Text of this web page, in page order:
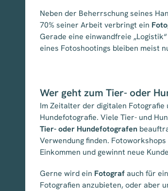
Neben der Beherrschung seines
70% seiner Arbeit verbringt ein
Gerade eine einwandfreie
eines Fotoshootings bleiben meist
Wer geht zum Tier- oder
Im Zeitalter der digitalen
Hundefotografie. Viele Tier- und
Tier- oder Hundefotografen
Verwendung finden.
Einkommen und gewinnt neue
Gerne wird ein Fotografauch für
Fotografien anzubieten, oder aber